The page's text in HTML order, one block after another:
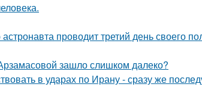
проводит третий день своего
зашло слишком далеко?
в ударах по Ирану - сразу же